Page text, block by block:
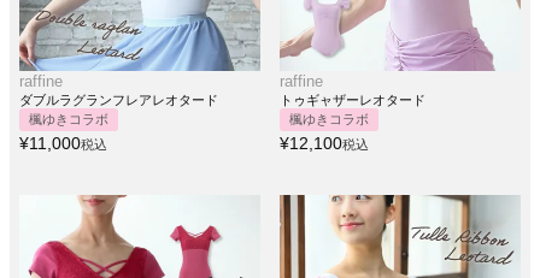
raffine
ダブルラグランフレアレオタード
楓ゆきコラボ
¥11,000税込
raffine
トゥギャザーレオタード
楓ゆきコラボ
¥12,100税込